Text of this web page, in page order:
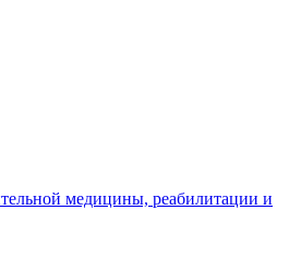
медицины, реабилитации и